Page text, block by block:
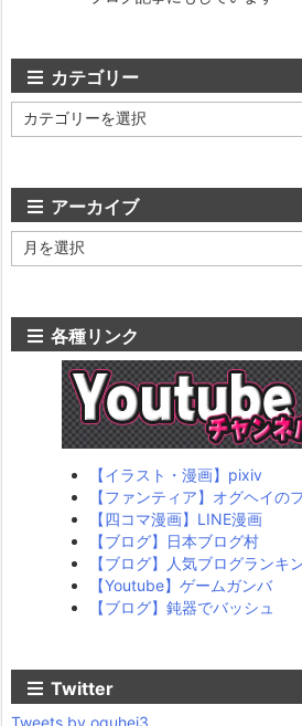
カテゴリー
テ
アーカイブ
ー
各種リンク
【イラスト・漫画】pixiv
【ファンティア】オグヘイの
【四コマ漫画】LINE漫画
【ブログ】日本ブログ村
【ブログ】人気ブログランキ
【Youtube】ゲームガンバ
【ブログ】鈍器でバッシュ
Twitter
Tweets by oguhei3